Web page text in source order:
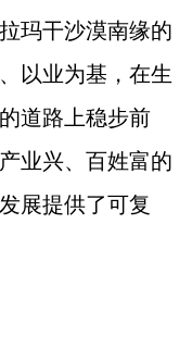
玛干沙漠南缘的
以业为基，在生
道路上稳步前
业兴、百姓富的
展提供了可复